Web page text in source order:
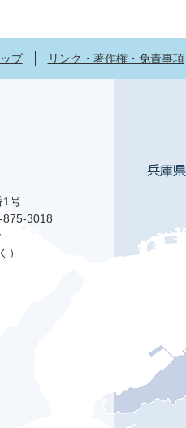
プ リンク・著作権・免責事項
1号
875-3018
）